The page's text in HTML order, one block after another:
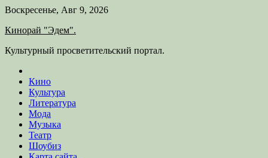
Skip
content
Воскресенье, Авг 9, 2026
Кинорай "Эдем".
Культурный просветительский портал.
Кино
Культура
Литература
Мода
Музыка
Театр
Шоубиз